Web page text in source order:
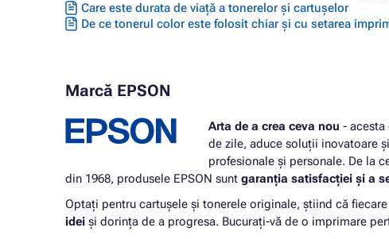
Care este durata de viață a tonerelor și cartușelor
De ce tonerul color este folosit chiar și cu setarea
Marcă EPSON
Arta de a crea ceva nou - acesta
de zile, aduce soluții inovatoare
profesionale și personale. De la
din 1968, produsele EPSON sunt garanția satisfacției și a
Optați pentru cartușele și tonerele originale, știind că
idei și dorința de a progresa. Bucurați-vă de o imprimare